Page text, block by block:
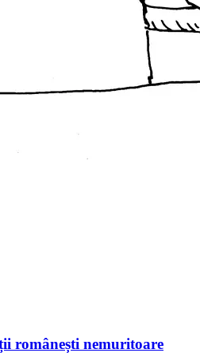
românești nemuritoare